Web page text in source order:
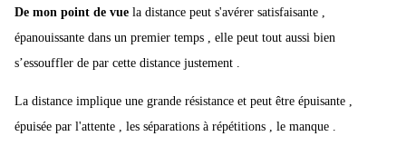
De mon point de vue la distance peut s'avérer satisfaisante ,
épanouissante dans un premier temps , elle peut tout aussi bien
s’essouffler de par cette distance justement .
La distance implique une grande résistance et peut être épuisante ,
épuisée par l'attente , les séparations à répétitions , le manque .